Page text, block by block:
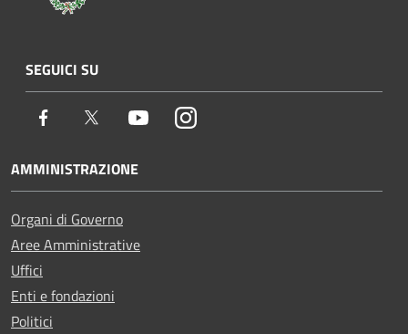
SEGUICI SU
Facebook Twitter YoutubeInstagram
AMMINISTRAZIONE
Organi di Governo
Aree Amministrative
Uffici
Enti e fondazioni
Politici